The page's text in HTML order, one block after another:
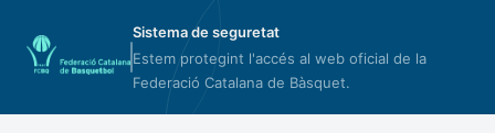
Sistema de seguretat
Estem protegint l'accés al web oficial de la
Federació Catalana de Bàsquet.